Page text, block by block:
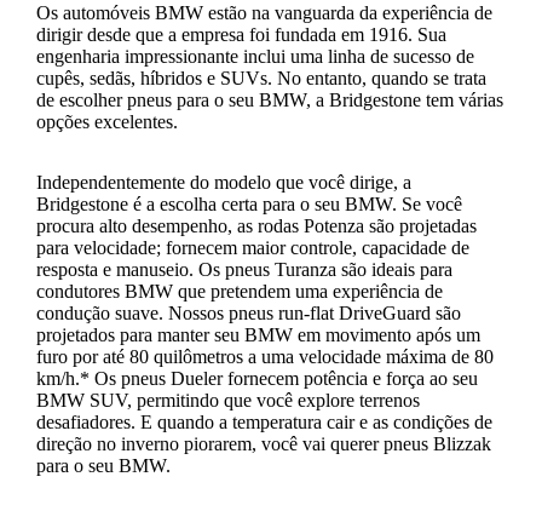
Os automóveis BMW estão na vanguarda da experiência de
dirigir desde que a empresa foi fundada em 1916. Sua
engenharia impressionante inclui uma linha de sucesso de
cupês, sedãs, híbridos e SUVs. No entanto, quando se trata
de escolher pneus para o seu BMW, a Bridgestone tem várias
opções excelentes.
Independentemente do modelo que você dirige, a
Bridgestone é a escolha certa para o seu BMW. Se você
procura alto desempenho, as rodas Potenza são projetadas
para velocidade; fornecem maior controle, capacidade de
resposta e manuseio. Os pneus Turanza são ideais para
condutores BMW que pretendem uma experiência de
condução suave. Nossos pneus run-flat DriveGuard são
projetados para manter seu BMW em movimento após um
furo por até 80 quilômetros a uma velocidade máxima de 80
km/h.* Os pneus Dueler fornecem potência e força ao seu
BMW SUV, permitindo que você explore terrenos
desafiadores. E quando a temperatura cair e as condições de
direção no inverno piorarem, você vai querer pneus Blizzak
para o seu BMW.